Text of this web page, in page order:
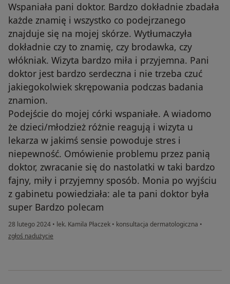
Wspaniała pani doktor. Bardzo dokładnie zbadała
każde znamię i wszystko co podejrzanego
znajduje się na mojej skórze. Wytłumaczyła
dokładnie czy to znamię, czy brodawka, czy
włókniak. Wizyta bardzo miła i przyjemna. Pani
doktor jest bardzo serdeczna i nie trzeba czuć
jakiegokolwiek skrępowania podczas badania
znamion.
Podejście do mojej córki wspaniałe. A wiadomo
że dzieci/młodzież różnie reagują i wizyta u
lekarza w jakimś sensie powoduje stres i
niepewność. Omówienie problemu przez panią
doktor, zwracanie się do nastolatki w taki bardzo
fajny, miły i przyjemny sposób. Monia po wyjściu
z gabinetu powiedziała: ale ta pani doktor była
super Bardzo polecam
28 lutego 2024 • lek. Kamila Płaczek • konsultacja dermatologiczna •
w opinii użytkownika KlaDan
zgłoś nadużycie